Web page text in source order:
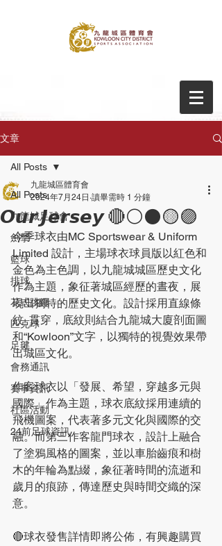
文章
All Posts
九龍城足球會
劍擊
籃球
排球
花式跳繩
匹克球
足毽
會務通訊
賽事資訊
社區活動
24前足球資訊
All Posts
𝙊𝙪𝙧 𝙅𝙚𝙧𝙨𝙚𝙮 🔴⚪⚫🟡🟣
九龍城區體育會
2024年7月24日 讀畢需時 1 分鐘
今季球衣由MC Sportswear & Uniform
Limited 設計，主場球衣球員版以紅⾊和
⾦⾊為主⾊調，以九龍城城區歷史文化
作為主題，象征著城區經歷的晝夜，展
現出獨特的歷史文化。設計採⽤直線條
紋  貫穿，底紋則結合九龍城⼤廈剖⾯圖
和“Kowloon”文字，以獨特的視覺效果帶
出城區文化。
作客球衣以「發展、希望，穿越多元與
國際」作為主題，球衣底紋採⽤連續的
⾶機圖案，代表著多元文化與國際的交
融。而第三作客龍⾨球衣，設計上融合
了塗鴉風格的圖案，並以⾞胎齒痕和樹
⽊的年輪為點綴，象征著時間的流逝和
歲⽉的痕跡，傳達歷史與時間交織的深
意。
🔴球衣發售詳情即將公佈，有興趣購買